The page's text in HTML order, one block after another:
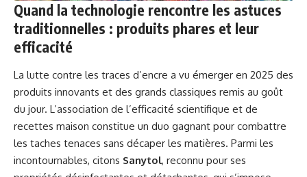
Quand la technologie rencontre les astuces
traditionnelles : produits phares et leur
efficacité
La lutte contre les traces d’encre a vu émerger en 2025 des
produits innovants et des grands classiques remis au goût
du jour. L’association de l’efficacité scientifique et de
recettes maison constitue un duo gagnant pour combattre
les taches tenaces sans décaper les matières. Parmi les
incontournables, citons Sanytol, reconnu pour ses